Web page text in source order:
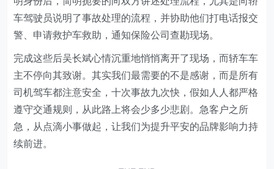
车驾驶员说明了事故处理的流程，并协助他们打电话报交
警、申请救护车救助，通知保险公司查勘现场。
完成这些后吴长斌心情沉重地悄悄离开了现场，而轿车车
主不停向其致谢。其实我们最需要的不是感谢，而是所有
司机驾车都注意安全，十次事故九次快，假如人人都严格
遵守交通规则，从此路上将会少多少悲剧。 急客户之所
急， 从点滴小事做起，让我们为提升平安的品牌影响力持
续前进。